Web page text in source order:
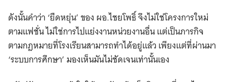
ดังนั้นคำว่า ‘ยืดหยุ่น’ ของ ผอ.ไชยโพธิ์ จึงไม่ใช่โครงการใหม่
ตามแฟชั่น ไม่ใช่การไปแย่งงานหน่วยงานอื่น แต่เป็นภารกิจ
ตามกฎหมายที่โรงเรียนสามารถทำได้อยู่แล้ว เพียงแต่ที่ผ่านมา
‘ระบบการศึกษา’ มองเห็นมันไม่ชัดเจนเท่านั้นเอง